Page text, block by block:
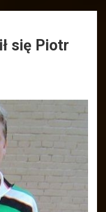
się Piotr